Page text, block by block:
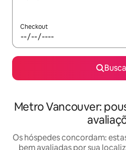
Checkout
Metro Vancouver:
Os hóspedes concordam:
bem avaliadas por sua